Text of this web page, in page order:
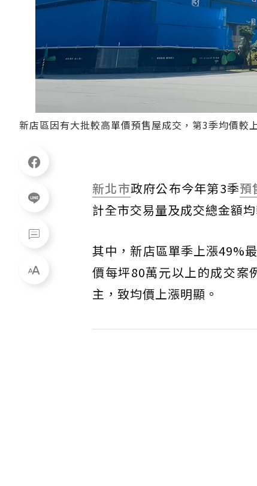
新店區因有大批較高單價預售屋成交，第3季均價較
新北市政府公布今年第3季預
計全市交易量及成交總金額
其中，新店區單季上漲49%
價每坪80萬元以上的成交案
主，致均價上漲明顯。